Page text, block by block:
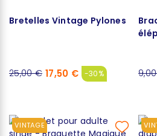
Bretelles Vintage Pylones
25,00 € 17,50 € -30%
VINTAGE